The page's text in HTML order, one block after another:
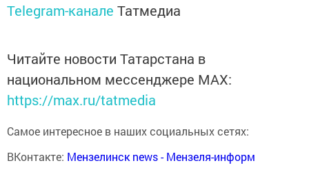
Telegram-канале Татмедиа
Читайте новости Татарстана в
национальном мессенджере MАХ:
https://max.ru/tatmedia
Самое интересное в наших социальных сетях:
ВКонтакте: Мензелинск news - Мензеля-информ